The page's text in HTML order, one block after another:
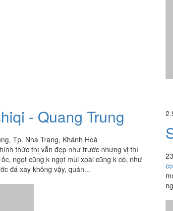
Tp. Nha Trang, Khánh Hoà
hình thức thì vẫn đẹp như trước nhưng vị thì
ngọt cũng k ngọt mùi xoài cũng k có, như
đá xay không vậy, quán...